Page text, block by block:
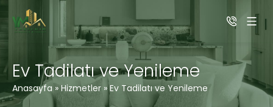
Ev Tadilatı ve Yenileme
Anasayfa »Hizmetler »Ev Tadilatı ve Yenileme